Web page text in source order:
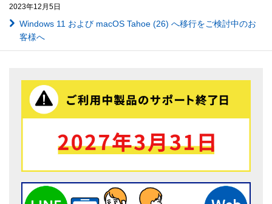
2023年12月5日
Windows 11 および macOS Tahoe (26) へ移行をご検討中のお
客様へ